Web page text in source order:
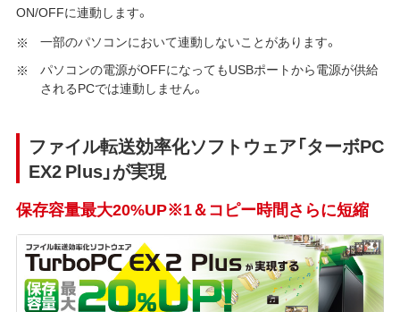
ON/OFFに連動します。
一部のパソコンにおいて連動しないことがあります。
パソコンの電源がOFFになってもUSBポートから電源が供給
されるPCでは連動しません。
ファイル転送効率化ソフトウェア「ターボPC
EX2 Plus」が実現
保存容量最大20%UP※1＆コピー時間さらに短縮